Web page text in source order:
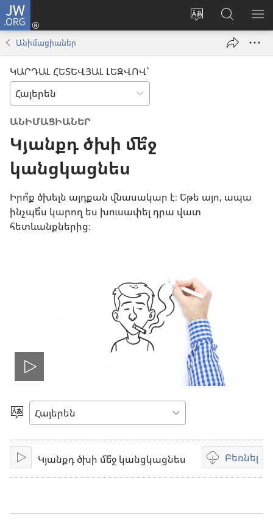
JW.ORG
Փոխել
Մուտքագրվել
(բացվումՈրոնում
JW.ORG
կայքում
Անիմացիաներ
ԿԱՐԴԱԼ ՀԵՏԵՎՅԱԼ ԼԵԶՎՈՎ՝
ԱՆԻՄԱՑԻԱՆԵՐ
Կյանքդ ծխի մե՞ջ
կանցկացնես
Իրո՞ք ծխելն այդքան վնասակար է։ Եթե այո, ապա
ինչպե՞ս կարող ես խուսափել դրա վատ
հետևանքներից։
Սկսել
տեսանյութը
Ընտրեք
լեզուն
Միացնել
Կյանքդ ծխի մե՞ջ կանցկացնես Բեռնել
Տեսանյութը
բեռնելու